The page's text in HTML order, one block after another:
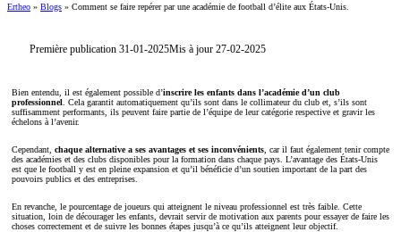
Ertheo » Blogs » Comment se faire repérer par une académie de football d’élite aux États-Unis.
Première publication 31-01-2025Mis à jour 27-02-2025
Bien entendu, il est également possible d’inscrire les enfants dans l’académie d’un club
professionnel . Cela garantit automatiquement qu’ils sont dans le collimateur du club et, s’ils sont
suffisamment performants, ils peuvent faire partie de l’équipe de leur catégorie respective et gravir les
échelons à l’avenir.
Cependant, chaque alternative a ses avantages et ses inconvénients , car il faut également tenir compte
des académies et des clubs disponibles pour la formation dans chaque pays. L’avantage des États-Unis
est que le football y est en pleine expansion et qu’il bénéficie d’un soutien important de la part des
pouvoirs publics et des entreprises.
En revanche, le pourcentage de joueurs qui atteignent le niveau professionnel est très faible. Cette
situation, loin de décourager les enfants, devrait servir de motivation aux parents pour essayer de faire les
choses correctement et de suivre les bonnes étapes jusqu’à ce qu’ils atteignent leur objectif.